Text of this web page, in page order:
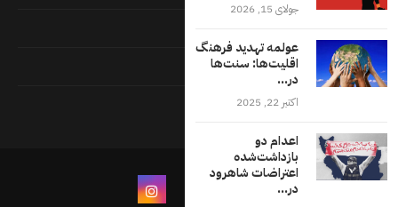
فايل ها
جولای 15, 2026
عولمه تهدید فرهنگ
اقلیت‌ها: سنت‌ها
در...
اکتبر 22, 2025
اعدام دو
بازداشت‌شده
اعتراضات شاهرود
در...